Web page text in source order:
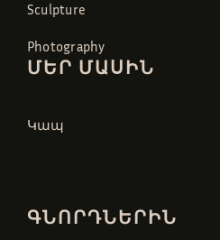
Sculpture
Photography
ՄԵՐ ՄԱՍԻՆ
Կապ
ԳՆՈՐԴՆԵՐԻՆ